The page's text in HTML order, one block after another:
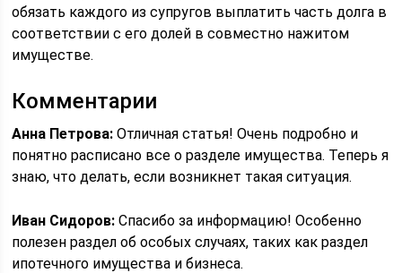
обязать каждого из супругов выплатить часть долга в
соответствии с его долей в совместно нажитом
имуществе.
Комментарии
Анна Петрова: Отличная статья! Очень подробно и
понятно расписано все о разделе имущества. Теперь я
знаю, что делать, если возникнет такая ситуация.
Иван Сидоров: Спасибо за информацию! Особенно
полезен раздел об особых случаях, таких как раздел
ипотечного имущества и бизнеса.